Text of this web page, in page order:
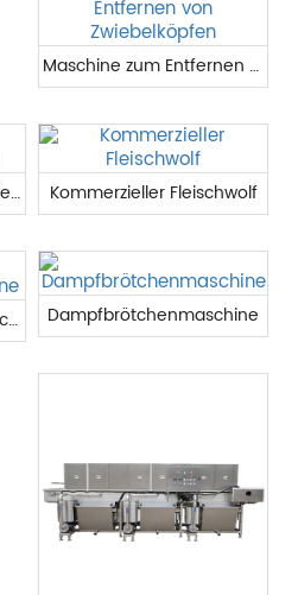
Maschine zum Entfernen von Zwiebelköpfen
Pommes-Frites-Schneidemaschine Kommerzieller Fleischwolf
Kommerzielle Garnelenschälmaschine Dampfbrötchenmaschine